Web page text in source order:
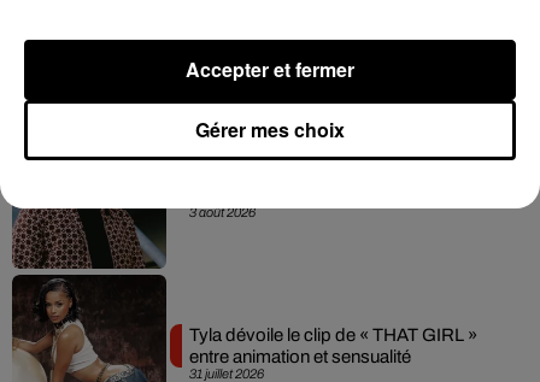
3 août 2026
31 juillet 2026
Tyla dévoile le clip de « THAT GIRL »
entre animation et sensualité
Gérer mes choix
Accepter et fermer